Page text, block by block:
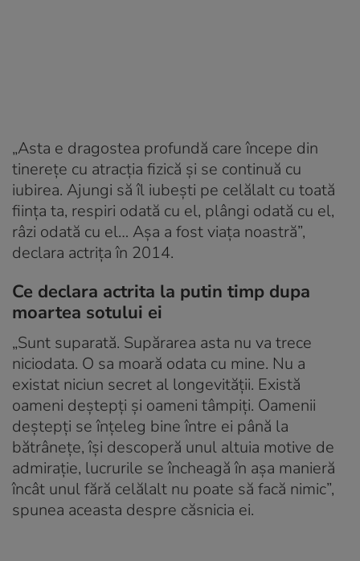
„Asta e dragostea profundă care începe din
tinereţe cu atracţia fizică şi se continuă cu
iubirea. Ajungi să îl iubeşti pe celălalt cu toată
fiinţa ta, respiri odată cu el, plângi odată cu el,
râzi odată cu el… Aşa a fost viaţa noastră”,
declara actrița în 2014.
Ce declara actrita la putin timp dupa
moartea sotului ei
„Sunt suparată. Supărarea asta nu va trece
niciodata. O sa moară odata cu mine. Nu a
existat niciun secret al longevităţii. Există
oameni deştepţi şi oameni tâmpiţi. Oamenii
deştepţi se înţeleg bine între ei până la
bătrâneţe, îşi descoperă unul altuia motive de
admiraţie, lucrurile se încheagă în aşa manieră
încât unul fără celălalt nu poate să facă nimic”,
spunea aceasta despre căsnicia ei.